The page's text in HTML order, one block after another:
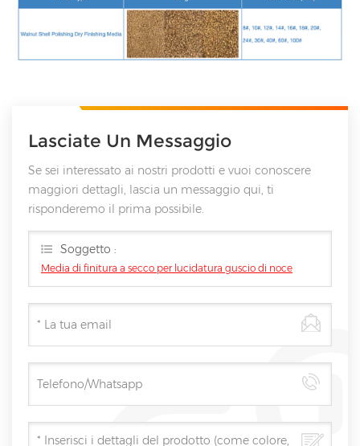
Lasciate Un Messaggio
Se sei interessato ai nostri prodotti e vuoi conoscere
maggiori dettagli, lascia un messaggio qui, ti
risponderemo il prima possibile.
Soggetto :
Media di finitura a secco per lucidatura guscio di noce